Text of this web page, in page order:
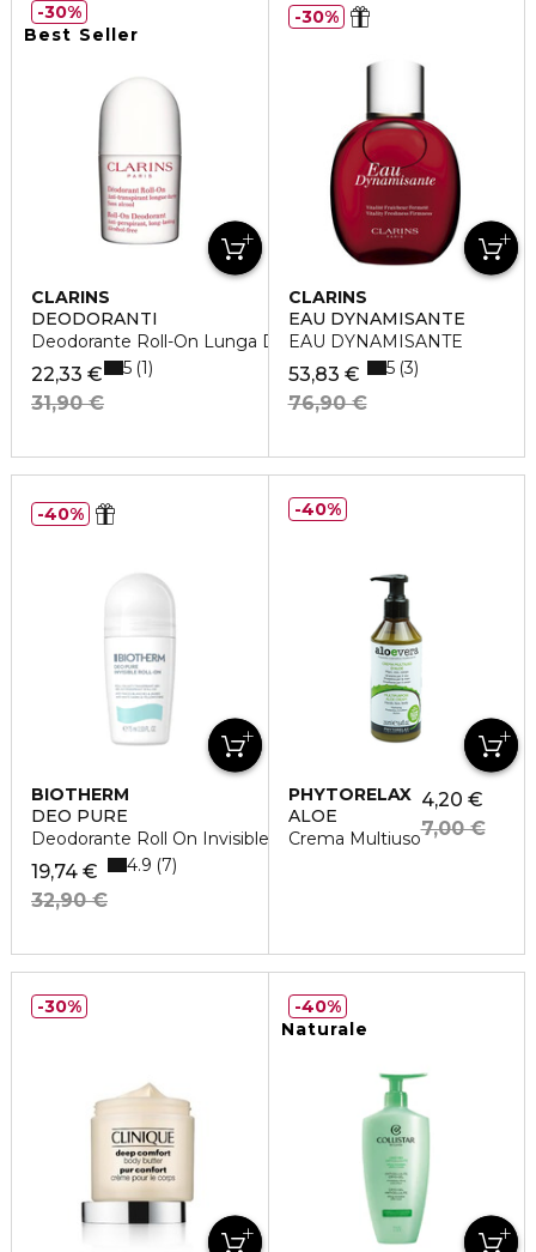
Best Seller
CLARINS
DEODORANTI
Deodorante Roll-On Lunga Durata
22,33 €
31,90 €
5 1
30%
CLARINS
EAU DYNAMISANTE
EAU DYNAMISANTE
53,83 €
76,90 €
5 3
30%
BIOTHERM
DEO PURE
Deodorante Roll On Invisible 48 ore
19,74 €
32,90 €
4.9 7
40%
PHYTORELAX
ALOE
Crema Multiuso
4,20 €
7,00 €
40%
30%
Naturale
40%